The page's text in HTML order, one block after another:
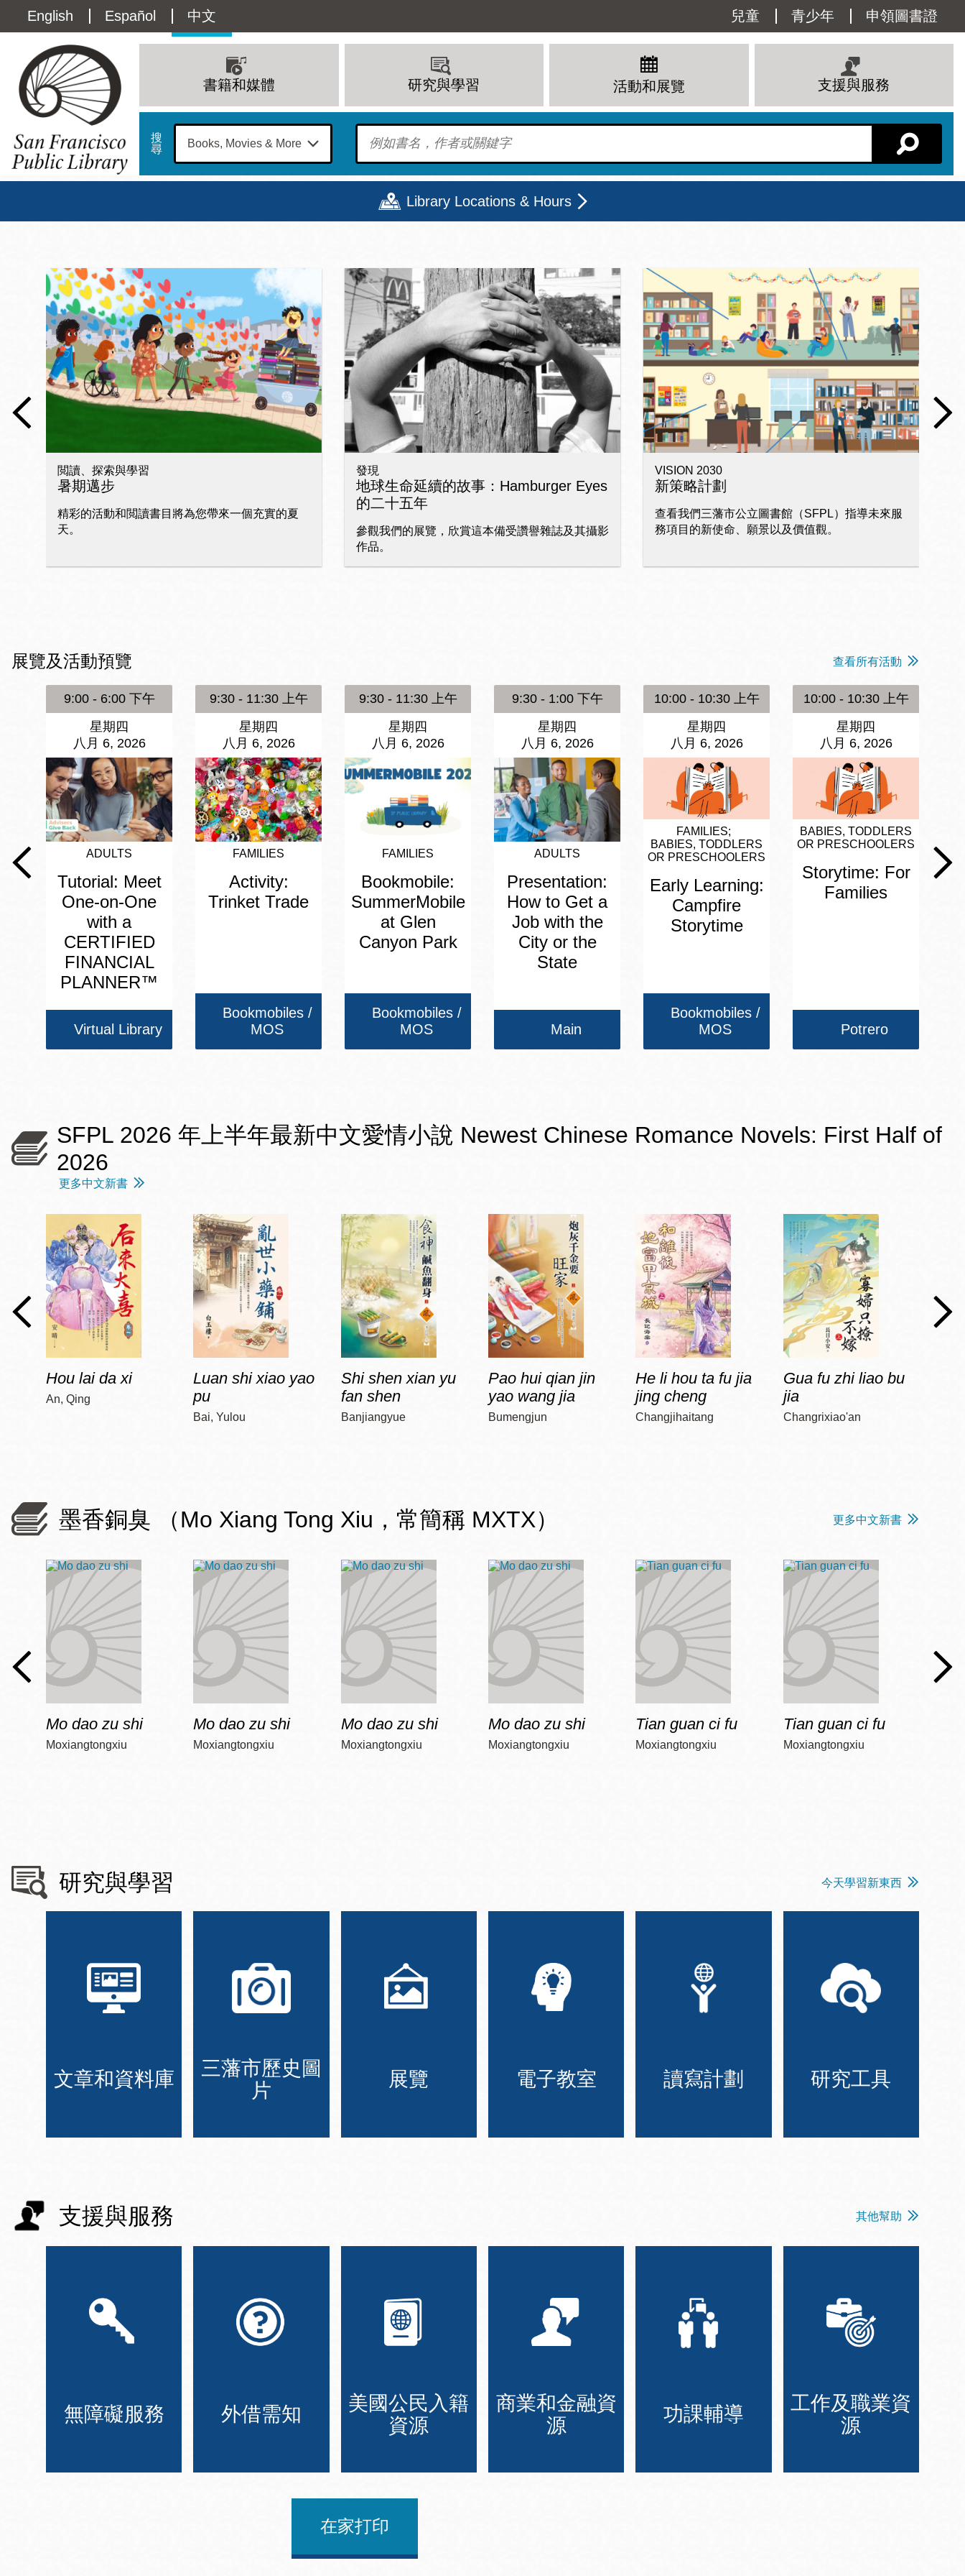
主
Language
switcher
(Content)
English Español 中文
Utility
Menu
兒童 青少年 申領圖書證
navigation
書籍和媒體 研究與學習 活動和展覽 支援與服務
搜
尋
To find?
Library Locations & Hours
Address
100
Larkin
Street
San
Francisco,
CA 94102
星期日
12 下午 - 6 下午
9 上午 - 6 下午
9 上午 - 8 下午
星期三
9 上午 - 8 下午
星期四
9 上午 - 8 下午
星期五
12 下午 - 6 下午
星期六
10 上午 - 6 下午
查看所有
總圖書館
Anza 圖書分館
Brooks-Burton
灣景區圖書分館
Chinatown 華埠/
麥禮謙圖書分館
Eureka Valley 尤
里卡谷/Harvey
Milk 紀念圖書分
館
Excelsior圖書分
Glen Park 格倫
公園區圖書分館
Golden Gate
Valley 圖書分館
Mission Bay 米
慎灣區圖書分館
Noe Valley
/Sally Brunn 諾
谷區圖書分館
North Beach北
岸區圖書分館
Ocean View 海
景區圖書分館
OMI 流動圖書館
Park 圖書分館
圖書分館
Potrero 寳翠麗
山圖書分館
Presidio 普西迪
奧圖書分館
Richmond/參議
員 Milton Marks
列治文區圖書分
書分館
West Portal 圖
Western
Addition 西增區
圖書分館
虛擬圖書館
流動圖書館/ 流
動外展服務
三藩市公立圖書館主頁
閲讀、探索與學習
暑期邁步
精彩的活動和閲讀書目將為您帶來一個充實的夏
天。
發現
地球生命延續的故事：Hamburger Eyes
的二十五年
參觀我們的展覽，欣賞這本備受讚譽雜誌及其攝影
作品。
VISION 2030
新策略計劃
查看我們三藩市公立圖書館（SFPL）指導未來服
務項目的新使命、願景以及價值觀。
展覽及活動預覽 查看所有活動
9:00 - 6:00 下午
星期四
八月 6, 2026
ADULTS
Tutorial: Meet
One-on-One
with a
CERTIFIED
FINANCIAL
PLANNER™
Virtual Library
9:30 - 11:30 上午
星期四
八月 6, 2026
FAMILIES
Activity:
Trinket Trade
Bookmobiles /
MOS
9:30 - 11:30 上午
星期四
八月 6, 2026
FAMILIES
Bookmobile:
SummerMobile
at Glen
Canyon Park
Bookmobiles /
MOS
9:30 - 1:00 下午
星期四
八月 6, 2026
ADULTS
Presentation:
How to Get a
Job with the
City or the
State
Main
10:00 - 10:30 上午
星期四
八月 6, 2026
FAMILIES
BABIES, TODDLERS
OR PRESCHOOLERS
Early Learning:
Campfire
Storytime
Bookmobiles /
MOS
10:00 - 10:30 上午
星期四
八月 6, 2026
BABIES, TODDLERS
OR PRESCHOOLERS
Storytime: For
Families
Potrero
SFPL 2026 年上半年最新中文愛情小說 Newest Chinese Romance Novels: First Half of
2026
更多中文新書
Hou lai da xi
An, Qing
Luan shi xiao yao
pu
Bai, Yulou
Shi shen xian yu
fan shen
Banjiangyue
Pao hui qian jin
yao wang jia
Bumengjun
He li hou ta fu jia
jing cheng
Changjihaitang
Gua fu zhi liao bu
jia
Changrixiao'an
墨香銅臭 （Mo Xiang Tong Xiu，常簡稱 MXTX） 更多中文新書
Mo dao zu shi
Moxiangtongxiu
Mo dao zu shi
Moxiangtongxiu
Mo dao zu shi
Moxiangtongxiu
Mo dao zu shi
Moxiangtongxiu
Tian guan ci fu
Moxiangtongxiu
Tian guan ci fu
Moxiangtongxiu
研究與學習 今天學習新東西
文章和資料庫
三藩市歷史圖
片
展覽 電子教室 讀寫計劃 研究工具
支援與服務 其他幫助
無障礙服務 外借需知
美國公民入籍
資源
商業和金融資
源
功課輔導
工作及職業資
源
在家打印